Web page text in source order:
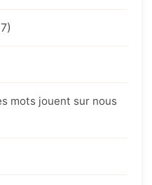
mots jouent sur nous